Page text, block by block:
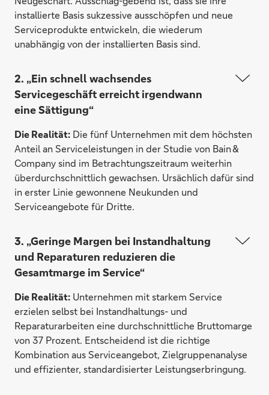
installierte Basis sukzessive ausschöpfen und neue
Serviceprodukte entwickeln, die wiederum
unabhängig von der installierten Basis sind.
2. „Ein schnell wachsendes
Servicegeschäft erreicht irgendwann
eine Sättigung“
Die Realität: Die fünf Unternehmen mit dem höchsten
Anteil an Serviceleistungen in der Studie von Bain &
Company sind im Betrachtungs­zeitraum weiterhin
überdurchschnittlich gewachsen. Ursächlich dafür sind
in erster Linie gewonnene Neukunden und
Serviceangebote für Dritte.
3. „Geringe Margen bei Instandhaltung
und Reparaturen reduzieren die
Gesamtmarge im Service“
Die Realität: Unternehmen mit starkem Service
erzielen selbst bei Instandhaltungs- und
Reparaturarbeiten eine durchschnittliche Bruttomarge
von 37 Prozent. Entscheidend ist die richtige
Kombination aus Serviceangebot, Zielgruppenanalyse
und effizienter, standardisierter Leistungserbringung.